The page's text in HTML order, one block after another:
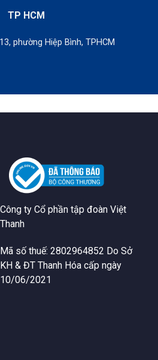
TP HCM
phường Hiệp Bình, TPHCM
Công ty Cổ phần tập đoàn Việt
Thanh
Mã số thuế: 2802964852 Do Sở
KH & ĐT Thanh Hóa cấp ngày
10/06/2021